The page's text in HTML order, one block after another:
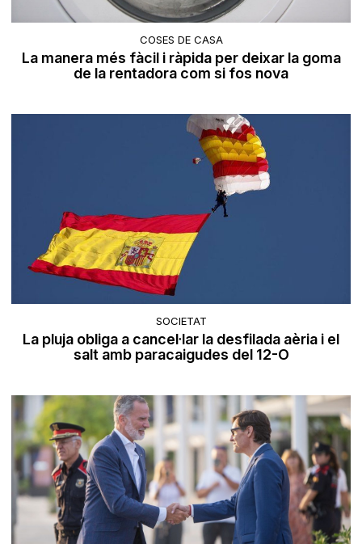
COSES DE CASA
La manera més fàcil i ràpida per deixar la goma
de la rentadora com si fos nova
SOCIETAT
La pluja obliga a cancel·lar la desfilada aèria i el
salt amb paracaigudes del 12-O